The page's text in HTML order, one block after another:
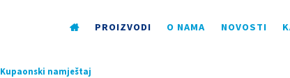
PROIZVODI O NAMA NOVOSTI
Kupaonski namještaj